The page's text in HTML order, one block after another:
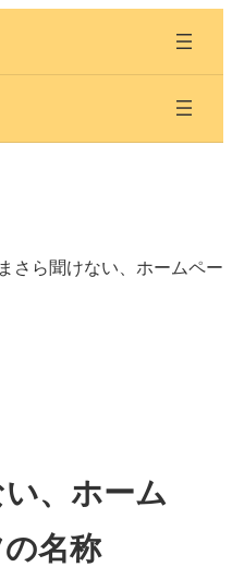
さら聞けない、ホームペー
、ホーム
名称